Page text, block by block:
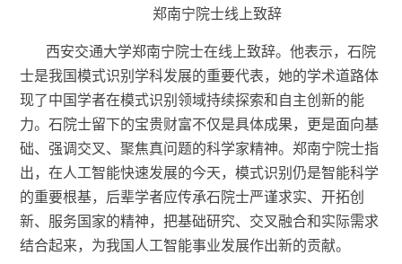
郑南宁院士线上致辞
西安交通大学郑南宁院士在线上致辞。他表示，石院
士是我国模式识别学科发展的重要代表，她的学术道路体
现了中国学者在模式识别领域持续探索和自主创新的能
力。石院士留下的宝贵财富不仅是具体成果，更是面向基
础、强调交叉、聚焦真问题的科学家精神。郑南宁院士指
出，在人工智能快速发展的今天，模式识别仍是智能科学
的重要根基，后辈学者应传承石院士严谨求实、开拓创
新、服务国家的精神，把基础研究、交叉融合和实际需求
结合起来，为我国人工智能事业发展作出新的贡献。